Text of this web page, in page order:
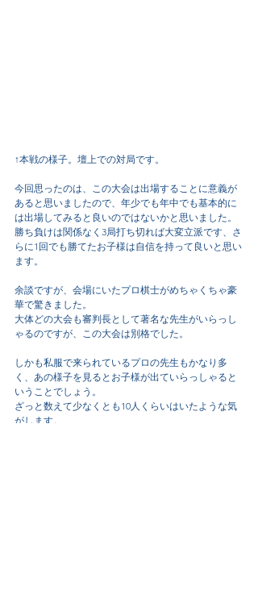
↑本戦の様子。壇上での対局です。
今回思ったのは、この大会は出場することに意義が
あると思いましたので、年少でも年中でも基本的に
は出場してみると良いのではないかと思いました。
勝ち負けは関係なく3局打ち切れば大変立派です、さ
らに1回でも勝てたお子様は自信を持って良いと思い
ます。
余談ですが、会場にいたプロ棋士がめちゃくちゃ豪
華で驚きました。
大体どの大会も審判長として著名な先生がいらっし
ゃるのですが、この大会は別格でした。
しかも私服で来られているプロの先生もかなり多
く、あの様子を見るとお子様が出ていらっしゃると
いうことでしょう。
ざっと数えて少なくとも10人くらいはいたような気
がします。